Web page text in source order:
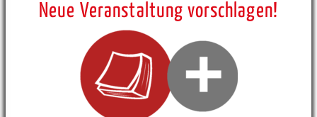
Neue Veranstaltung vorschlagen!